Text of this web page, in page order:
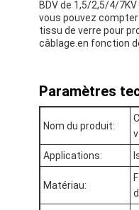
Maison
Au sujet de nous
Contrôle de qualité
BDV de 1,5/2,5/4/
vous pouvez
tissu de verre pour
câblage.en fonction
Paramètres
Nom du produit:
Applications:
Matériau: